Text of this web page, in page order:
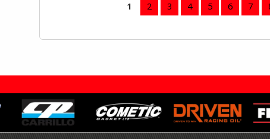
1 2 3 4 5 6 7